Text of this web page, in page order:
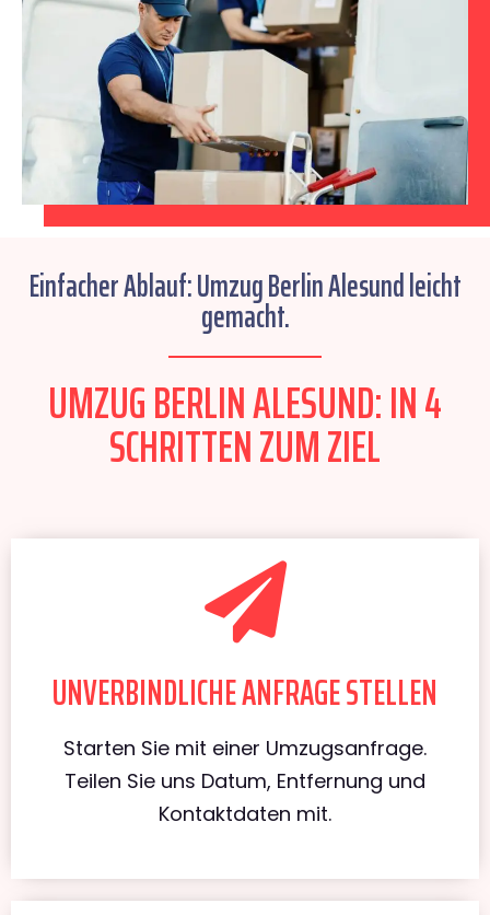
Einfacher Ablauf: Umzug Berlin Alesund leicht
gemacht.
UMZUG BERLIN ALESUND: IN 4
SCHRITTEN ZUM ZIEL
UNVERBINDLICHE ANFRAGE STELLEN
Starten Sie mit einer Umzugsanfrage.
Teilen Sie uns Datum, Entfernung und
Kontaktdaten mit.